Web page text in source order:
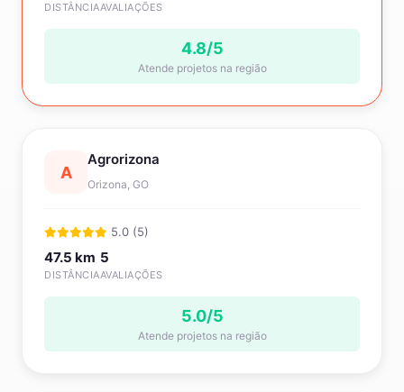
DISTÂNCIAAVALIAÇÕES
4.8/5
Atende projetos na região
A
Agrorizona
Orizona, GO
5.0 (5)
47.5 km
DISTÂNCIA
5
AVALIAÇÕES
5.0/5
Atende projetos na região